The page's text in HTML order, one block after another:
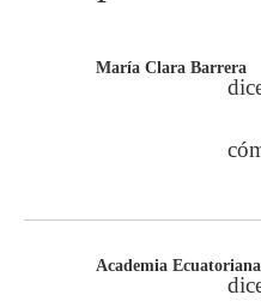
María Clara Barrera
Academia